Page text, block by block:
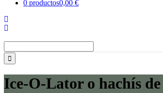
0 productos0,00 €
Ice-O-Lator o hachís